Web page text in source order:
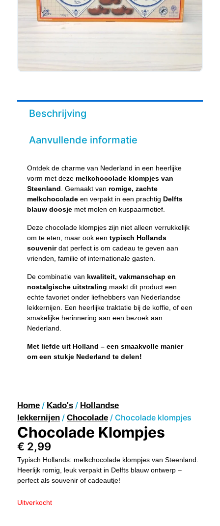
Beschrijving
Aanvullende informatie
Ontdek de charme van Nederland in een heerlijke
vorm met deze melkchocolade klompjes van
Steenland. Gemaakt van romige, zachte
melkchocolade en verpakt in een prachtig Delfts
blauw doosje met molen en kuspaarmotief.
Deze chocolade klompjes zijn niet alleen verrukkelijk
om te eten, maar ook een typisch Hollands
souvenirdat perfect is om cadeau te geven aan
vrienden, familie of internationale gasten.
De combinatie van kwaliteit, vakmanschap en
nostalgische uitstraling maakt dit product een
echte favoriet onder liefhebbers van Nederlandse
lekkernijen. Een heerlijke traktatie bij de koffie, of een
smakelijke herinnering aan een bezoek aan
Nederland.
Met liefde uit Holland – een smaakvolle manier
om een stukje Nederland te delen!
Home / Kado's / Hollandse
lekkernijen / Chocolade / Chocolade klompjes
Chocolade Klompjes
€ 2,99
Typisch Hollands: melkchocolade klompjes van Steenland.
Heerlijk romig, leuk verpakt in Delfts blauw ontwerp –
perfect als souvenir of cadeautje!
Uitverkocht